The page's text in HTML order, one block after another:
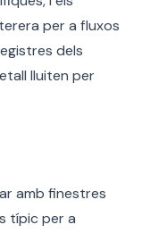
per a fluxos
dels
lluiten per
amb finestres
típic per a